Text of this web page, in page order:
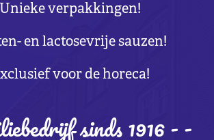
Unieke verpakkingen!
en lactosevrije sauzen!
voor de horeca!
sinds 1916 - -